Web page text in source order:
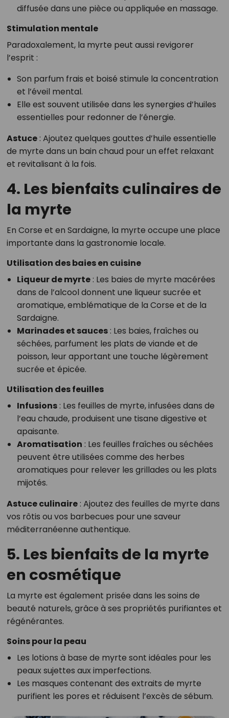
diffusée dans une pièce ou appliquée en massage.
Stimulation mentale
Paradoxalement, la myrte peut aussi revigorer
l’esprit :
Son parfum frais et boisé stimule la concentration
et l’éveil mental.
Elle est souvent utilisée dans les synergies d’huiles
essentielles pour redonner de l’énergie.
Astuce: Ajoutez quelques gouttes d’huile essentielle
de myrte dans un bain chaud pour un effet relaxant
et revitalisant à la fois.
4. Les bienfaits culinaires de
la myrte
En Corse et en Sardaigne, la myrte occupe une place
importante dans la gastronomie locale.
Utilisation des baies en cuisine
Liqueur de myrte: Les baies de myrte macérées
dans de l’alcool donnent une liqueur sucrée et
aromatique, emblématique de la Corse et de la
Sardaigne.
Marinades et sauces: Les baies, fraîches ou
séchées, parfument les plats de viande et de
poisson, leur apportant une touche légèrement
sucrée et épicée.
Utilisation des feuilles
Infusions: Les feuilles de myrte, infusées dans de
l’eau chaude, produisent une tisane digestive et
apaisante.
Aromatisation : Les feuilles fraîches ou séchées
peuvent être utilisées comme des herbes
aromatiques pour relever les grillades ou les plats
mijotés.
Astuce culinaire: Ajoutez des feuilles de myrte dans
vos rôtis ou vos barbecues pour une saveur
méditerranéenne authentique.
5. Les bienfaits de la myrte
en cosmétique
La myrte est également prisée dans les soins de
beauté naturels, grâce à ses propriétés purifiantes et
régénérantes.
Soins pour la peau
Les lotions à base de myrte sont idéales pour les
peaux sujettes aux imperfections.
Les masques contenant des extraits de myrte
purifient les pores et réduisent l’excès de sébum.